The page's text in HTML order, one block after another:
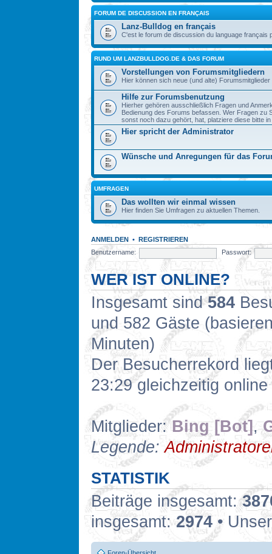
FORUM DE DISCUSSION EN FRANÇAIS
Lanz-Bulldog en français
C'est le forum de discussion du language français
RUND UM LANZBULLDOG.DE & DAS FORUM
Vorstellungen von Forumsmitgliedern
Hier können sich neue (und alte)
Hilfe zur Forumsbenutzung
Hierher gehören ausschließlich Fragen und
Bedienung des Forums befassen. Wer Fragen zu
sonst noch dazu gehört, hat, platziere diese bitte
Hier spricht der Administrator
Wünsche und Anregungen für das
UMFRAGEN
Das wollten wir einmal wissen
Hier finden Sie Umfragen zu aktuellen Themen.
ANMELDEN • REGISTRIEREN
Benutzername:
Passwort:
WER IST ONLINE?
Insgesamt sind584
und 582 Gäste
Minuten)
Der Besucherrekord
23:29 gleichzeitig
Mitglieder:Bing [Bot],
Legende:
STATISTIK
Beiträge insgesamt:
insgesamt:2974 •